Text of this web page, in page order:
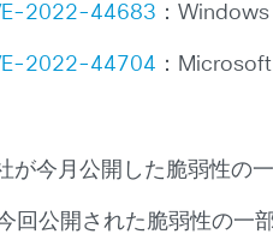
2022-44683 ：
2022-44704 ：
が今月公開した脆弱性の一
今回公開された脆弱性の